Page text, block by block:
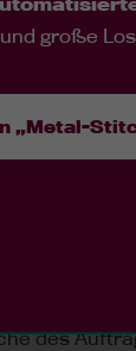
des
dem
eine
einer
und
des
große
„Metal-